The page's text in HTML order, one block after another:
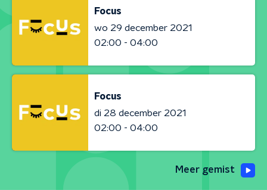
Focus
wo 29 december 2021
02:00 - 04:00
Focus
di 28 december 2021
02:00 - 04:00
Meer gemist